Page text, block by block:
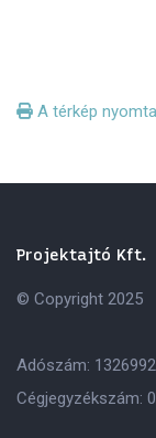
A térkép
Projektajtó Kft.
© Copyright 2025
Adószám:
Cégjegyzékszám: